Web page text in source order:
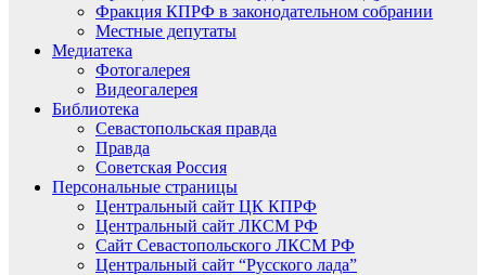
Фракция КПРФ в законодательном собрании
Местные депутаты
Медиатека
Фотогалерея
Видеогалерея
Библиотека
Севастопольская правда
Правда
Советская Россия
Персональные страницы
Центральный сайт ЦК КПРФ
Центральный сайт ЛКСМ РФ
Сайт Севастопольского ЛКСМ РФ
Центральный сайт “Русского лада”